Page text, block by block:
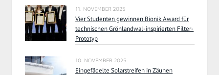
11. NOVEMBER 2025
Vier Studenten gewinnen Bionik Award für
technischen Grönlandwal-inspirierten Filter-
Prototyp
10. NOVEMBER 2025
Eingefädelte Solarstreifen in Zäunen